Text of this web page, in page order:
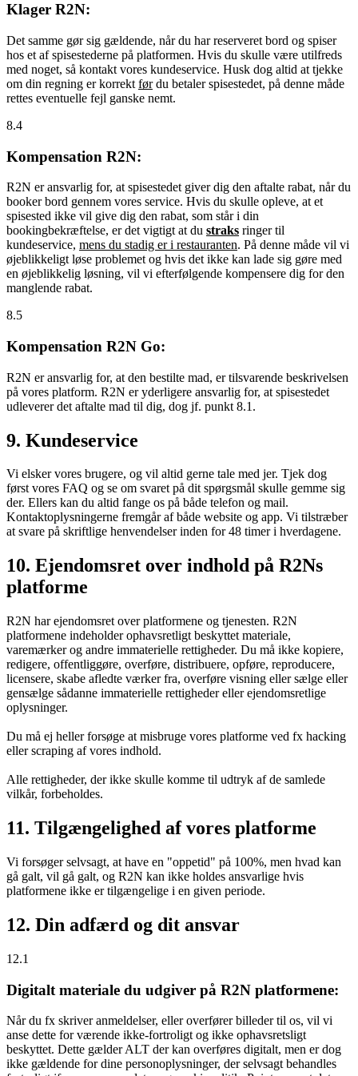
Klager R2N:
Det samme gør sig gældende, når du har reserveret bord og spiser
hos et af spisestederne på platformen. Hvis du skulle være utilfreds
med noget, så kontakt vores kundeservice. Husk dog altid at tjekke
om din regning er korrekt førdu betaler spisestedet, på denne måde
rettes eventuelle fejl ganske nemt.
8.4
Kompensation R2N:
R2N er ansvarlig for, at spisestedet giver dig den aftalte rabat, når du
booker bord gennem vores service. Hvis du skulle opleve, at et
spisested ikke vil give dig den rabat, som står i din
bookingbekræftelse, er det vigtigt at du straks ringer til
kundeservice, mens du stadig er i restauranten. På denne måde vil vi
øjeblikkeligt løse problemet og hvis det ikke kan lade sig gøre med
en øjeblikkelig løsning, vil vi efterfølgende kompensere dig for den
manglende rabat.
8.5
Kompensation R2N Go:
R2N er ansvarlig for, at den bestilte mad, er tilsvarende beskrivelsen
på vores platform. R2N er yderligere ansvarlig for, at spisestedet
udleverer det aftalte mad til dig, dog jf. punkt 8.1.
9. Kundeservice
Vi elsker vores brugere, og vil altid gerne tale med jer. Tjek dog
først vores FAQ og se om svaret på dit spørgsmål skulle gemme sig
der. Ellers kan du altid fange os på både telefon og mail.
Kontaktoplysningerne fremgår af både website og app. Vi tilstræber
at svare på skriftlige henvendelser inden for 48 timer i hverdagene.
10. Ejendomsret over indhold på R2Ns
platforme
R2N har ejendomsret over platformene og tjenesten. R2N
platformene indeholder ophavsretligt beskyttet materiale,
varemærker og andre immaterielle rettigheder. Du må ikke kopiere,
redigere, offentliggøre, overføre, distribuere, opføre, reproducere,
licensere, skabe afledte værker fra, overføre visning eller sælge eller
gensælge sådanne immaterielle rettigheder eller ejendomsretlige
oplysninger.
Du må ej heller forsøge at misbruge vores platforme ved fx hacking
eller scraping af vores indhold.
Alle rettigheder, der ikke skulle komme til udtryk af de samlede
vilkår, forbeholdes.
11. Tilgængelighed af vores platforme
Vi forsøger selvsagt, at have en "oppetid" på 100%, men hvad kan
gå galt, vil gå galt, og R2N kan ikke holdes ansvarlige hvis
platformene ikke er tilgængelige i en given periode.
12. Din adfærd og dit ansvar
12.1
Digitalt materiale du udgiver på R2N platformene:
Når du fx skriver anmeldelser, eller overfører billeder til os, vil vi
anse dette for værende ikke-fortroligt og ikke ophavsretsligt
beskyttet. Dette gælder ALT der kan overføres digitalt, men er dog
ikke gældende for dine personoplysninger, der selvsagt behandles